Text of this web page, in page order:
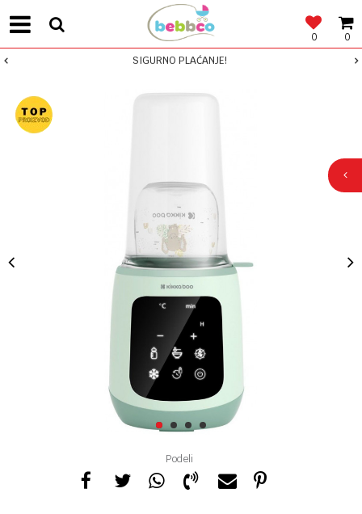
0
0
SIGURNO PLAĆANJE!
1 2 3 4
Podeli